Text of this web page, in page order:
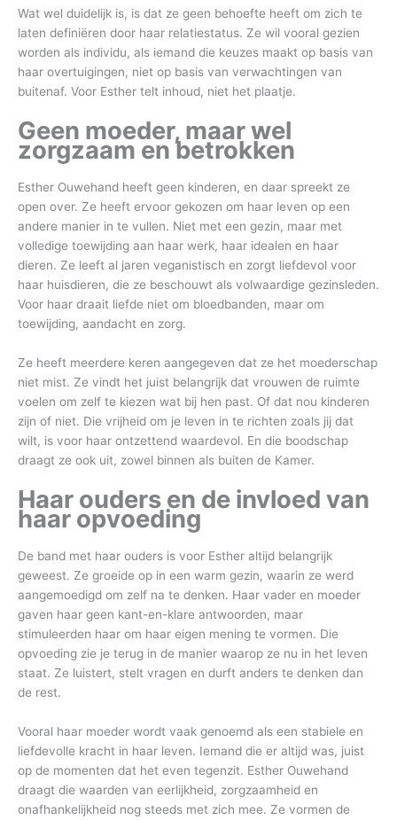
Wat wel duidelijk is, is dat ze geen behoefte heeft om zich te
laten definiëren door haar relatiestatus. Ze wil vooral gezien
worden als individu, als iemand die keuzes maakt op basis van
haar overtuigingen, niet op basis van verwachtingen van
buitenaf. Voor Esther telt inhoud, niet het plaatje.
Geen moeder, maar wel
zorgzaam en betrokken
Esther Ouwehand heeft geen kinderen, en daar spreekt ze
open over. Ze heeft ervoor gekozen om haar leven op een
andere manier in te vullen. Niet met een gezin, maar met
volledige toewijding aan haar werk, haar idealen en haar
dieren. Ze leeft al jaren veganistisch en zorgt liefdevol voor
haar huisdieren, die ze beschouwt als volwaardige gezinsleden.
Voor haar draait liefde niet om bloedbanden, maar om
toewijding, aandacht en zorg.
Ze heeft meerdere keren aangegeven dat ze het moederschap
niet mist. Ze vindt het juist belangrijk dat vrouwen de ruimte
voelen om zelf te kiezen wat bij hen past. Of dat nou kinderen
zijn of niet. Die vrijheid om je leven in te richten zoals jij dat
wilt, is voor haar ontzettend waardevol. En die boodschap
draagt ze ook uit, zowel binnen als buiten de Kamer.
Haar ouders en de invloed van
haar opvoeding
De band met haar ouders is voor Esther altijd belangrijk
geweest. Ze groeide op in een warm gezin, waarin ze werd
aangemoedigd om zelf na te denken. Haar vader en moeder
gaven haar geen kant-en-klare antwoorden, maar
stimuleerden haar om haar eigen mening te vormen. Die
opvoeding zie je terug in de manier waarop ze nu in het leven
staat. Ze luistert, stelt vragen en durft anders te denken dan
de rest.
Vooral haar moeder wordt vaak genoemd als een stabiele en
liefdevolle kracht in haar leven. Iemand die er altijd was, juist
op de momenten dat het even tegenzit. Esther Ouwehand
draagt die waarden van eerlijkheid, zorgzaamheid en
onafhankelijkheid nog steeds met zich mee. Ze vormen de